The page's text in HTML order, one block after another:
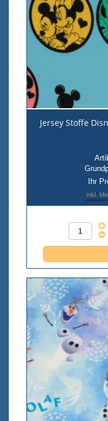
Jersey Stoffe
Ihr
inkl.